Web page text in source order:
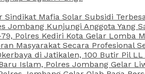
Mafia Solar Subsidi
Jombang Kunjungi Anggota Yang
Polres Kediri Kota Gelar Lomba
Masyarakat Secara Profesional
di Jatikalen, 100 Butir Pil
Islam, Polres Jombang Gelar